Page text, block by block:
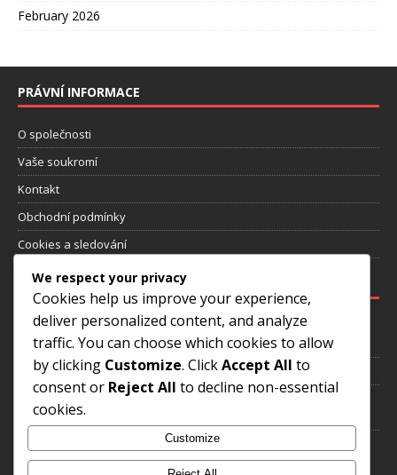
February 2026
PRÁVNÍ INFORMACE
O společnosti
Vaše soukromí
Kontakt
Obchodní podmínky
Cookies a sledování
NEJNOVĚJŠÍ PŘÍSPĚVKY
Ronaldo Nazário: vítězství na mistrovství světa, mezinárodní
ocenění, odkaz
Tostão: Úspěchy na mistrovství světa, Příspěvky v klubu, Dědictví
Rivaldo: Úspěchy na mistrovství světa, Mezinárodní úspěchy,
Odkaz
Neymar Jr.: Mezinárodní rekordy, příspěvky na Copa América,
odkaz
We respect your privacy
Cookies help us improve your experience,
deliver personalized content, and analyze
traffic. You can choose which cookies to allow
by clicking Customize. ClickAccept All to
consent or Reject All to decline non-essential
cookies.
Customize